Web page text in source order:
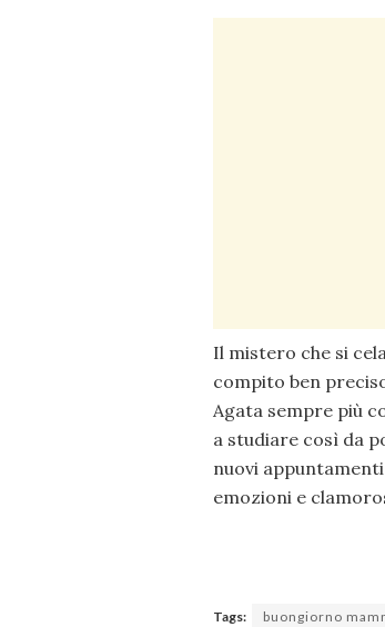
Il mistero che si
compito ben
Agata sempre più
a studiare così da
nuovi
emozioni e
Tags: buongiorno